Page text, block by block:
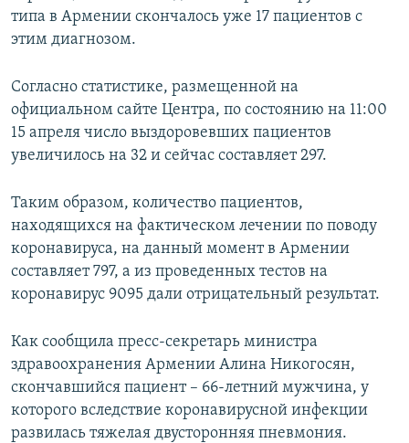
типа в Армении скончалось уже 17 пациентов с
этим диагнозом.
Согласно статистике, размещенной на
официальном сайте Центра, по состоянию на 11:00
15 апреля число выздоровевших пациентов
увеличилось на 32 и сейчас составляет 297.
Таким образом, количество пациентов,
находящихся на фактическом лечении по поводу
коронавируса, на данный момент в Армении
составляет 797, а из проведенных тестов на
коронавирус 9095 дали отрицательный результат.
Как сообщила пресс-секретарь министра
здравоохранения Армении Алина Никогосян,
скончавшийся пациент – 66-летний мужчина, у
которого вследствие коронавирусной инфекции
развилась тяжелая двусторонняя пневмония.